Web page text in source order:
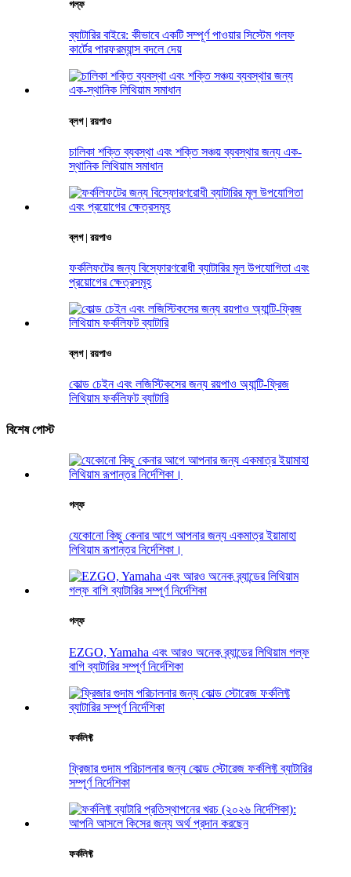
গল্ফ
ব্যাটারির বাইরে: কীভাবে একটি সম্পূর্ণ পাওয়ার সিস্টেম গলফ
কার্টের পারফরম্যান্স বদলে দেয়
ব্লগ | রয়পাও
চালিকা শক্তি ব্যবস্থা এবং শক্তি সঞ্চয় ব্যবস্থার জন্য এক-
স্থানিক লিথিয়াম সমাধান
ব্লগ | রয়পাও
ফর্কলিফটের জন্য বিস্ফোরণরোধী ব্যাটারির মূল উপযোগিতা এবং
প্রয়োগের ক্ষেত্রসমূহ
ব্লগ | রয়পাও
কোল্ড চেইন এবং লজিস্টিকসের জন্য রয়পাও অ্যান্টি-ফ্রিজ
লিথিয়াম ফর্কলিফট ব্যাটারি
বিশেষ পোস্ট
গল্ফ
যেকোনো কিছু কেনার আগে আপনার জন্য একমাত্র ইয়ামাহা
লিথিয়াম রূপান্তর নির্দেশিকা।
গল্ফ
EZGO, Yamaha এবং আরও অনেক ব্র্যান্ডের লিথিয়াম গল্ফ
বাগি ব্যাটারির সম্পূর্ণ নির্দেশিকা
ফর্কলিফ্ট
ফ্রিজার গুদাম পরিচালনার জন্য কোল্ড স্টোরেজ ফর্কলিফ্ট ব্যাটারির
সম্পূর্ণ নির্দেশিকা
ফর্কলিফ্ট